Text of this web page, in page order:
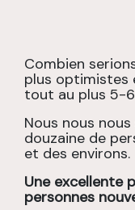
Combien
plus optimistes
tout au plus 5-
Nous nous
douzaine de
et des environs.
Une excellente
personnes